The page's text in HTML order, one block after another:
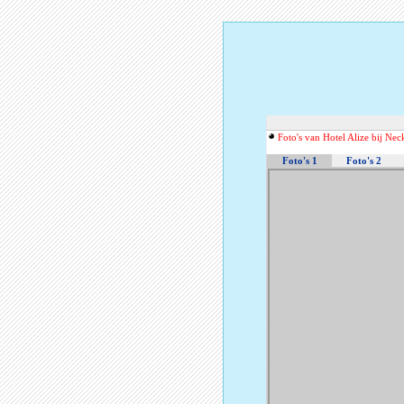
Foto's van Hotel Alize bij
Foto's 1 Foto's 2